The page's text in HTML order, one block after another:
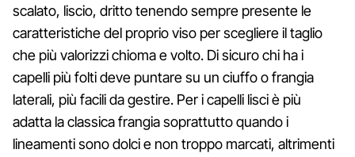
scalato, liscio, dritto tenendo sempre presente le
caratteristiche del proprio viso per scegliere il taglio
che più valorizzi chioma e volto. Di sicuro chi ha i
capelli più folti deve puntare su un ciuffo o frangia
laterali, più facili da gestire. Per i capelli lisci è più
adatta la classica frangia soprattutto quando i
lineamenti sono dolci e non troppo marcati, altrimenti